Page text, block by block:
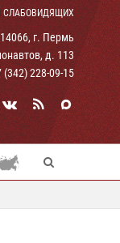
СЛАБОВИДЯЩИХ
г. Пермь
д. 113
(342) 228-09-15